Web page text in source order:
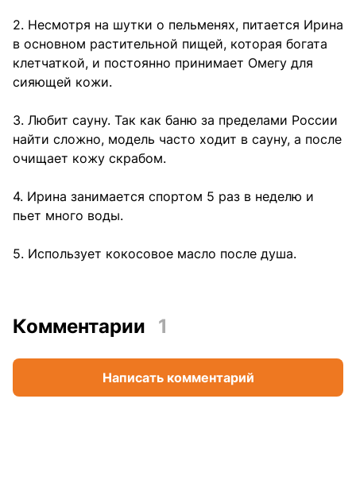
2. Несмотря на шутки о пельменях, питается Ирина
в основном растительной пищей, которая богата
клетчаткой, и постоянно принимает Омегу для
сияющей кожи.
3. Любит сауну. Так как баню за пределами России
найти сложно, модель часто ходит в сауну, а после
очищает кожу скрабом.
4. Ирина занимается спортом 5 раз в неделю и
пьет много воды.
5. Использует кокосовое масло после душа.
Комментарии 1
Написать комментарий